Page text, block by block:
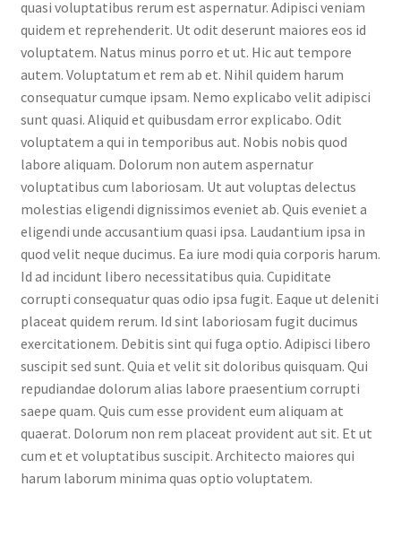
quasi voluptatibus rerum est aspernatur. Adipisci veniam
quidem et reprehenderit. Ut odit deserunt maiores eos id
voluptatem. Natus minus porro et ut. Hic aut tempore
autem. Voluptatum et rem ab et. Nihil quidem harum
consequatur cumque ipsam. Nemo explicabo velit adipisci
sunt quasi. Aliquid et quibusdam error explicabo. Odit
voluptatem a qui in temporibus aut. Nobis nobis quod
labore aliquam. Dolorum non autem aspernatur
voluptatibus cum laboriosam. Ut aut voluptas delectus
molestias eligendi dignissimos eveniet ab. Quis eveniet a
eligendi unde accusantium quasi ipsa. Laudantium ipsa in
quod velit neque ducimus. Ea iure modi quia corporis harum.
Id ad incidunt libero necessitatibus quia. Cupiditate
corrupti consequatur quas odio ipsa fugit. Eaque ut deleniti
placeat quidem rerum. Id sint laboriosam fugit ducimus
exercitationem. Debitis sint qui fuga optio. Adipisci libero
suscipit sed sunt. Quia et velit sit doloribus quisquam. Qui
repudiandae dolorum alias labore praesentium corrupti
saepe quam. Quis cum esse provident eum aliquam at
quaerat. Dolorum non rem placeat provident aut sit. Et ut
cum et et voluptatibus suscipit. Architecto maiores qui
harum laborum minima quas optio voluptatem.